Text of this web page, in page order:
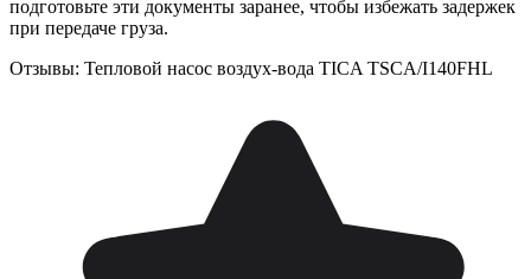
подготовьте эти документы заранее, чтобы избежать задержек
при передаче груза.
Отзывы: Тепловой насос воздух-вода TICA TSCA/I140FHL